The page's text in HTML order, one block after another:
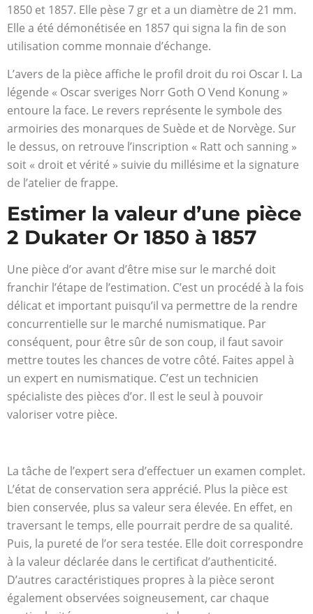
1850 et 1857. Elle pèse 7 gr et a un diamètre de 21 mm.
Elle a été démonétisée en 1857 qui signa la fin de son
utilisation comme monnaie d’échange.
L’avers de la pièce affiche le profil droit du roi Oscar I. La
légende « Oscar sveriges Norr Goth O Vend Konung »
entoure la face. Le revers représente le symbole des
armoiries des monarques de Suède et de Norvège. Sur
le dessus, on retrouve l’inscription « Ratt och sanning »
soit « droit et vérité » suivie du millésime et la signature
de l’atelier de frappe.
Estimer la valeur d’une pièce
2 Dukater Or 1850 à 1857
Une pièce d’or avant d’être mise sur le marché doit
franchir l’étape de l’estimation. C’est un procédé à la fois
délicat et important puisqu’il va permettre de la rendre
concurrentielle sur le marché numismatique. Par
conséquent, pour être sûr de son coup, il faut savoir
mettre toutes les chances de votre côté. Faites appel à
un expert en numismatique. C’est un technicien
spécialiste des pièces d’or. Il est le seul à pouvoir
valoriser votre pièce.
La tâche de l’expert sera d’effectuer un examen complet.
L’état de conservation sera apprécié. Plus la pièce est
bien conservée, plus sa valeur sera élevée. En effet, en
traversant le temps, elle pourrait perdre de sa qualité.
Puis, la pureté de l’or sera testée. Elle doit correspondre
à la valeur déclarée dans le certificat d’authenticité.
D’autres caractéristiques propres à la pièce seront
également observées soigneusement, car chaque